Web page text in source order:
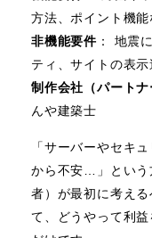
方法、ポイント機能
非機能要件 ： 地震
ティ、サイトの表示
制作会社（パートナ
んや建築士
「サーバーやセキ
から不安…」という
者）が最初に考え
て、どうやって利